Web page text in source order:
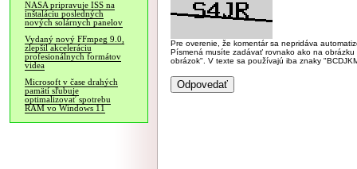
NASA pripravuje ISS na
inštaláciu posledných
nových solárnych panelov
Vydaný nový FFmpeg 9.0,
zlepšil akceleráciu
profesionálnych formátov
videa
Microsoft v čase drahých
pamätí sľubuje
optimalizovať spotrebu
RAM vo Windows 11
Pre overenie, že komentár sa nepridáva
Písmená musíte zadávať rovnako ako na
obrázok". V texte sa používajú iba znaky